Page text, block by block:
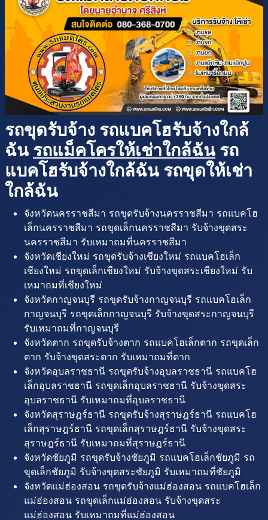
รถขุดรับจ้าง รถแบคโฮรับจ้างใกล้
ฉัน รถแม็คโครให้เช่าใกล้ฉัน รถ
แบคโฮรับจ้างใกล้ฉัน รถขุดให้เช่า
ใกล้ฉัน
จังหวัดนครราชสีมา รถขุดรับจ้างนครราชสีมา รถแบคโฮ
เล็กนครราชสีมา รถขุดเล็กนครราชสีมา รับจ้างขุดสระ
นครราชสีมา รับเหมาถมที่นครราชสีมา
จังหวัดเชียงใหม่ รถขุดรับจ้างเชียงใหม่ รถแบคโฮเล็ก
เชียงใหม่ รถขุดเล็กเชียงใหม่ รับจ้างขุดสระเชียงใหม่ รับ
เหมาถมที่เชียงใหม่
จังหวัดกาญจนบุรี รถขุดรับจ้างกาญจนบุรี รถแบคโฮเล็ก
กาญจนบุรี รถขุดเล็กกาญจนบุรี รับจ้างขุดสระกาญจนบุรี
รับเหมาถมที่กาญจนบุรี
จังหวัดตาก รถขุดรับจ้างตาก รถแบคโฮเล็กตาก รถขุดเล็ก
ตาก รับจ้างขุดสระตาก รับเหมาถมที่ตาก
จังหวัดอุบลราชธานี รถขุดรับจ้างอุบลราชธานี รถแบคโฮ
เล็กอุบลราชธานี รถขุดเล็กอุบลราชธานี รับจ้างขุดสระ
อุบลราชธานี รับเหมาถมที่อุบลราชธานี
จังหวัดสุราษฎร์ธานี รถขุดรับจ้างสุราษฎร์ธานี รถแบคโฮ
เล็กสุราษฎร์ธานี รถขุดเล็กสุราษฎร์ธานี รับจ้างขุดสระ
สุราษฎร์ธานี รับเหมาถมที่สุราษฎร์ธานี
จังหวัดชัยภูมิ รถขุดรับจ้างชัยภูมิ รถแบคโฮเล็กชัยภูมิ รถ
ขุดเล็กชัยภูมิ รับจ้างขุดสระชัยภูมิ รับเหมาถมที่ชัยภูมิ
จังหวัดแม่ฮ่องสอน รถขุดรับจ้างแม่ฮ่องสอน รถแบคโฮเล็ก
แม่ฮ่องสอน รถขุดเล็กแม่ฮ่องสอน รับจ้างขุดสระ
แม่ฮ่องสอน รับเหมาถมที่แม่ฮ่องสอน